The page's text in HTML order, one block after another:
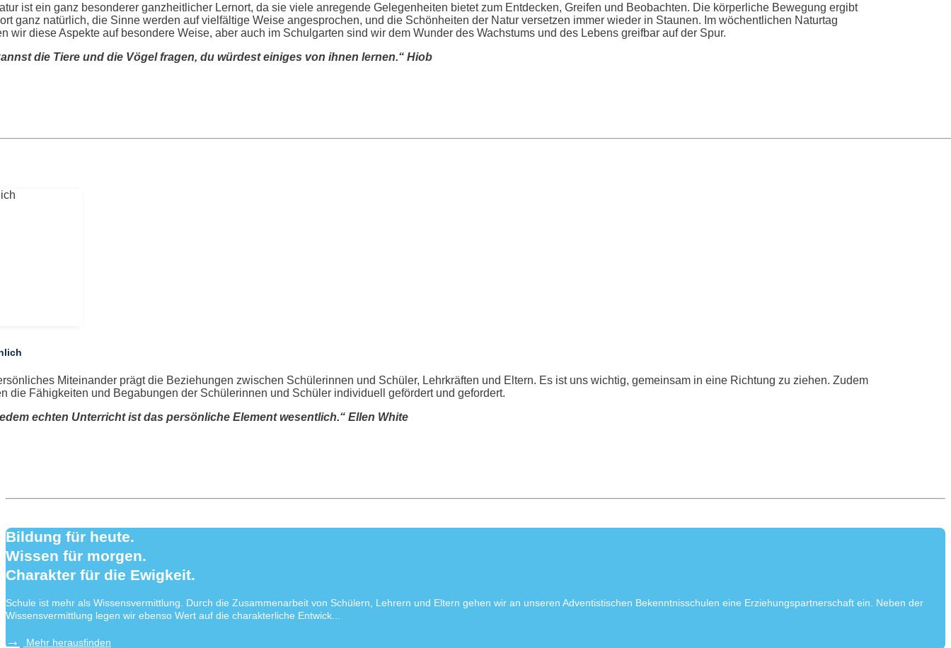
ist ein ganz besonderer ganzheitlicher Lernort, da sie viele anregende Gelegenheiten bietet zum Entdecken, Greifen und Beobachten. Die körperliche Bewegung ergibt
ganz natürlich, die Sinne werden auf vielfältige Weise angesprochen, und die Schönheiten der Natur versetzen immer wieder in Staunen. Im wöchentlichen Naturtag
wir diese Aspekte auf besondere Weise, aber auch im Schulgarten sind wir dem Wunder des Wachstums und des Lebens greifbar auf der Spur.
die Tiere und die Vögel fragen, du würdest einiges von ihnen lernen.“ Hiob
Miteinander prägt die Beziehungen zwischen Schülerinnen und Schüler, Lehrkräften und Eltern. Es ist uns wichtig, gemeinsam in eine Richtung zu ziehen. Zudem
die Fähigkeiten und Begabungen der Schülerinnen und Schüler individuell gefördert und gefordert.
echten Unterricht ist das persönliche Element wesentlich.“ Ellen White
Bildung für heute.
Wissen für morgen.
Charakter für die Ewigkeit.
Schule ist mehr als Wissensvermittlung. Durch die Zusammenarbeit von Schülern, Lehrern und Eltern gehen wir an unseren Adventistischen Bekenntnisschulen eine Erziehungspartnerschaft ein. Neben der
Wissensvermittlung legen wir ebenso Wert auf die charakterliche Entwick...
Mehr herausfinden